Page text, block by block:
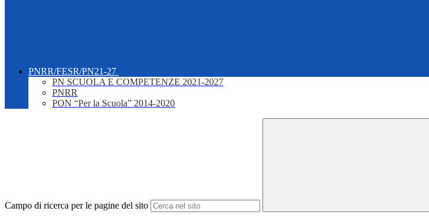
PNRR/FESR/PN21-27
PN SCUOLA E COMPETENZE 2021-2027
PNRR
PON “Per la Scuola” 2014-2020
Campo di ricerca per le pagine del sito